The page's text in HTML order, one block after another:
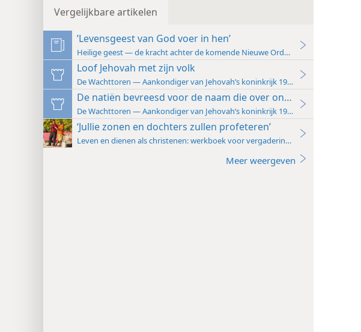
Vergelijkbare artikelen
’Levensgeest van God voer in hen’
Heilige geest — de kracht achter de komende Nieuwe Ordening!
Loof Jehovah met zijn volk
De Wachttoren — Aankondiger van Jehovah’s koninkrijk 1973
De natiën bevreesd voor de naam die over ons is uitgeroepen
De Wachttoren — Aankondiger van Jehovah’s koninkrijk 1962
‘Jullie zonen en dochters zullen profeteren’
Leven en dienen als christenen: werkboek voor vergaderingen 2017
Meer weergeven